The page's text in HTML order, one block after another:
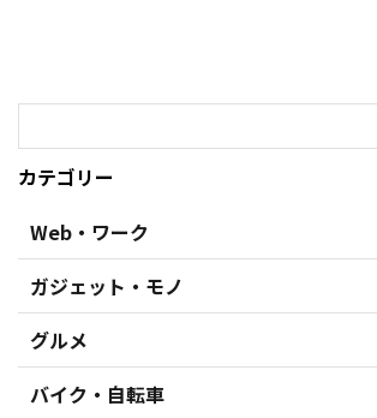
カテゴリー
Web・ワーク
ガジェット・モノ
グルメ
バイク・自転車